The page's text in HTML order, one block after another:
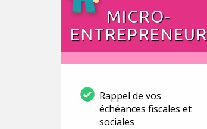
MICRO-
ENTREPRENEUR
Rappel de vos
échéances fiscales et
sociales